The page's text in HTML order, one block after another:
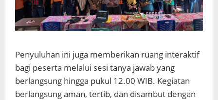
Penyuluhan ini juga memberikan ruang interaktif
bagi peserta melalui sesi tanya jawab yang
berlangsung hingga pukul 12.00 WIB. Kegiatan
berlangsung aman, tertib, dan disambut dengan